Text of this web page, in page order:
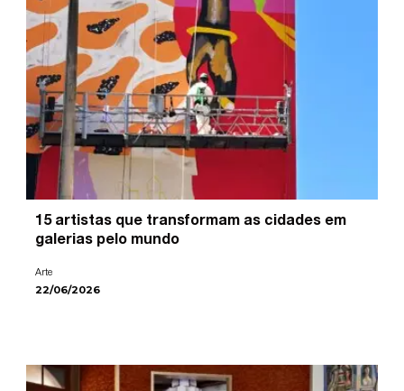
15 artistas que transformam as cidades em
galerias pelo mundo
Arte
22/06/2026